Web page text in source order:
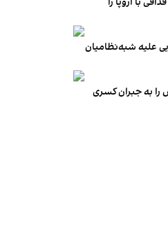
علیه شبه‌نظامیان
را به جبران کسری